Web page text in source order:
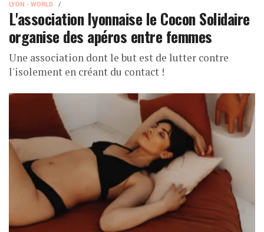
LYON - WORLD
L'association lyonnaise le Cocon Solidaire
organise des apéros entre femmes
Une association dont le but est de lutter contre
l'isolement en créant du contact !